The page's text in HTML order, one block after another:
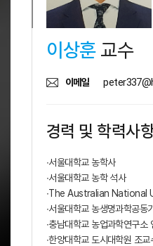
이상훈교수
이메일
경력 및 학력사
∙서울대학교 농학사
∙서울대학교 농학 석사
∙The Australian National
∙서울대학교 농생명과학공동
∙충남대학교 농업과학연구소
∙한양대학교 도시대학원 조교